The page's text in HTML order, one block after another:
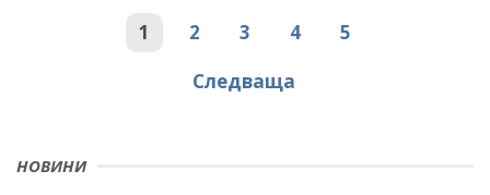
НОВИНИ
1 2 3 4
5
Следваща